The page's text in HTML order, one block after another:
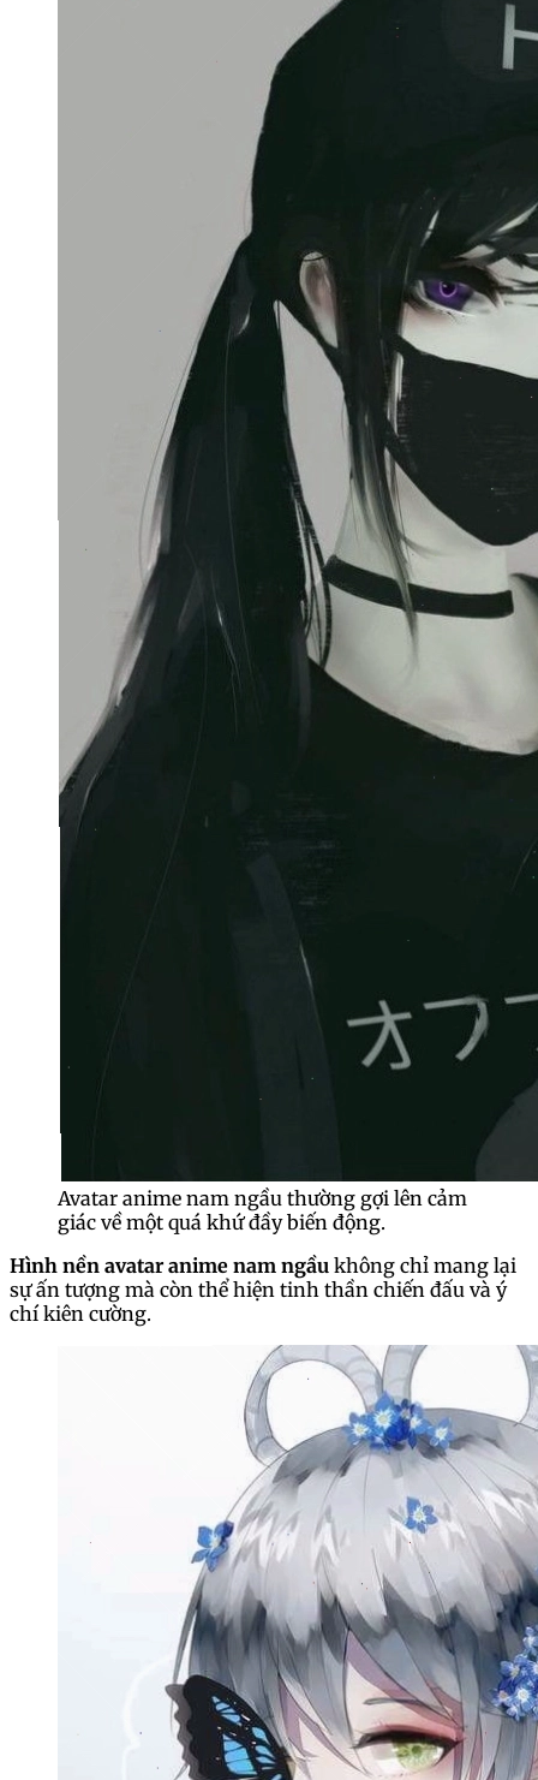
Avatar anime nam ngầu thường gợi lên cảm
giác về một quá khứ đầy biến động.
Hình nền avatar anime nam ngầu không chỉ mang lại
sự ấn tượng mà còn thể hiện tinh thần chiến đấu và ý
chí kiên cường.